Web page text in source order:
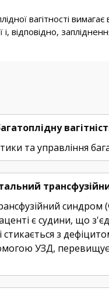
вагітності
і, відповідно,
та управління
синдром
є судини, що
стикається з
УЗД, перевищує